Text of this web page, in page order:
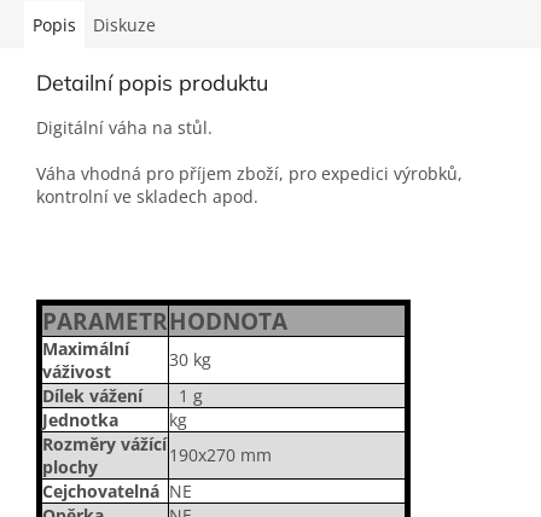
Popis Diskuze
Detailní popis produktu
Digitální váha na stůl.
Váha vhodná pro příjem zboží, pro expedici výrobků,
kontrolní ve skladech apod.
PARAMETRHODNOTA
Maximální
váživost
30 kg
Dílek vážení
1 g
Jednotka
kg
Rozměry vážící
plochy
190x270 mm
Cejchovatelná NE